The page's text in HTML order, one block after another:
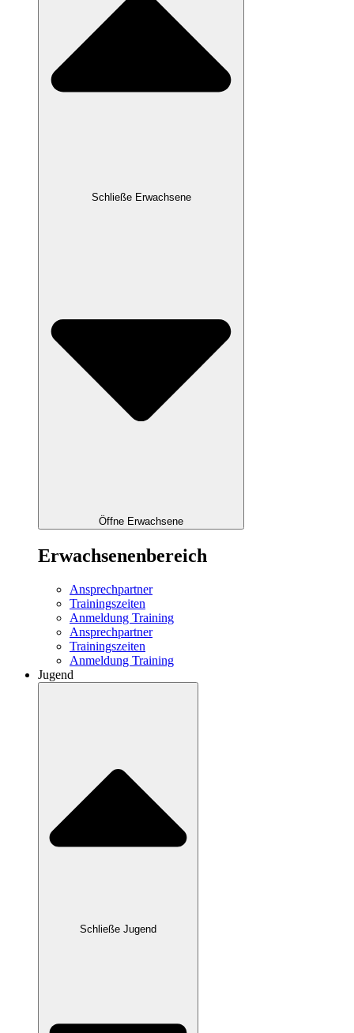
Schließe Erwachsene
Öffne Erwachsene
Erwachsenenbereich
Ansprechpartner
Trainingszeiten
Anmeldung Training
Ansprechpartner
Trainingszeiten
Anmeldung Training
Jugend
Schließe Jugend